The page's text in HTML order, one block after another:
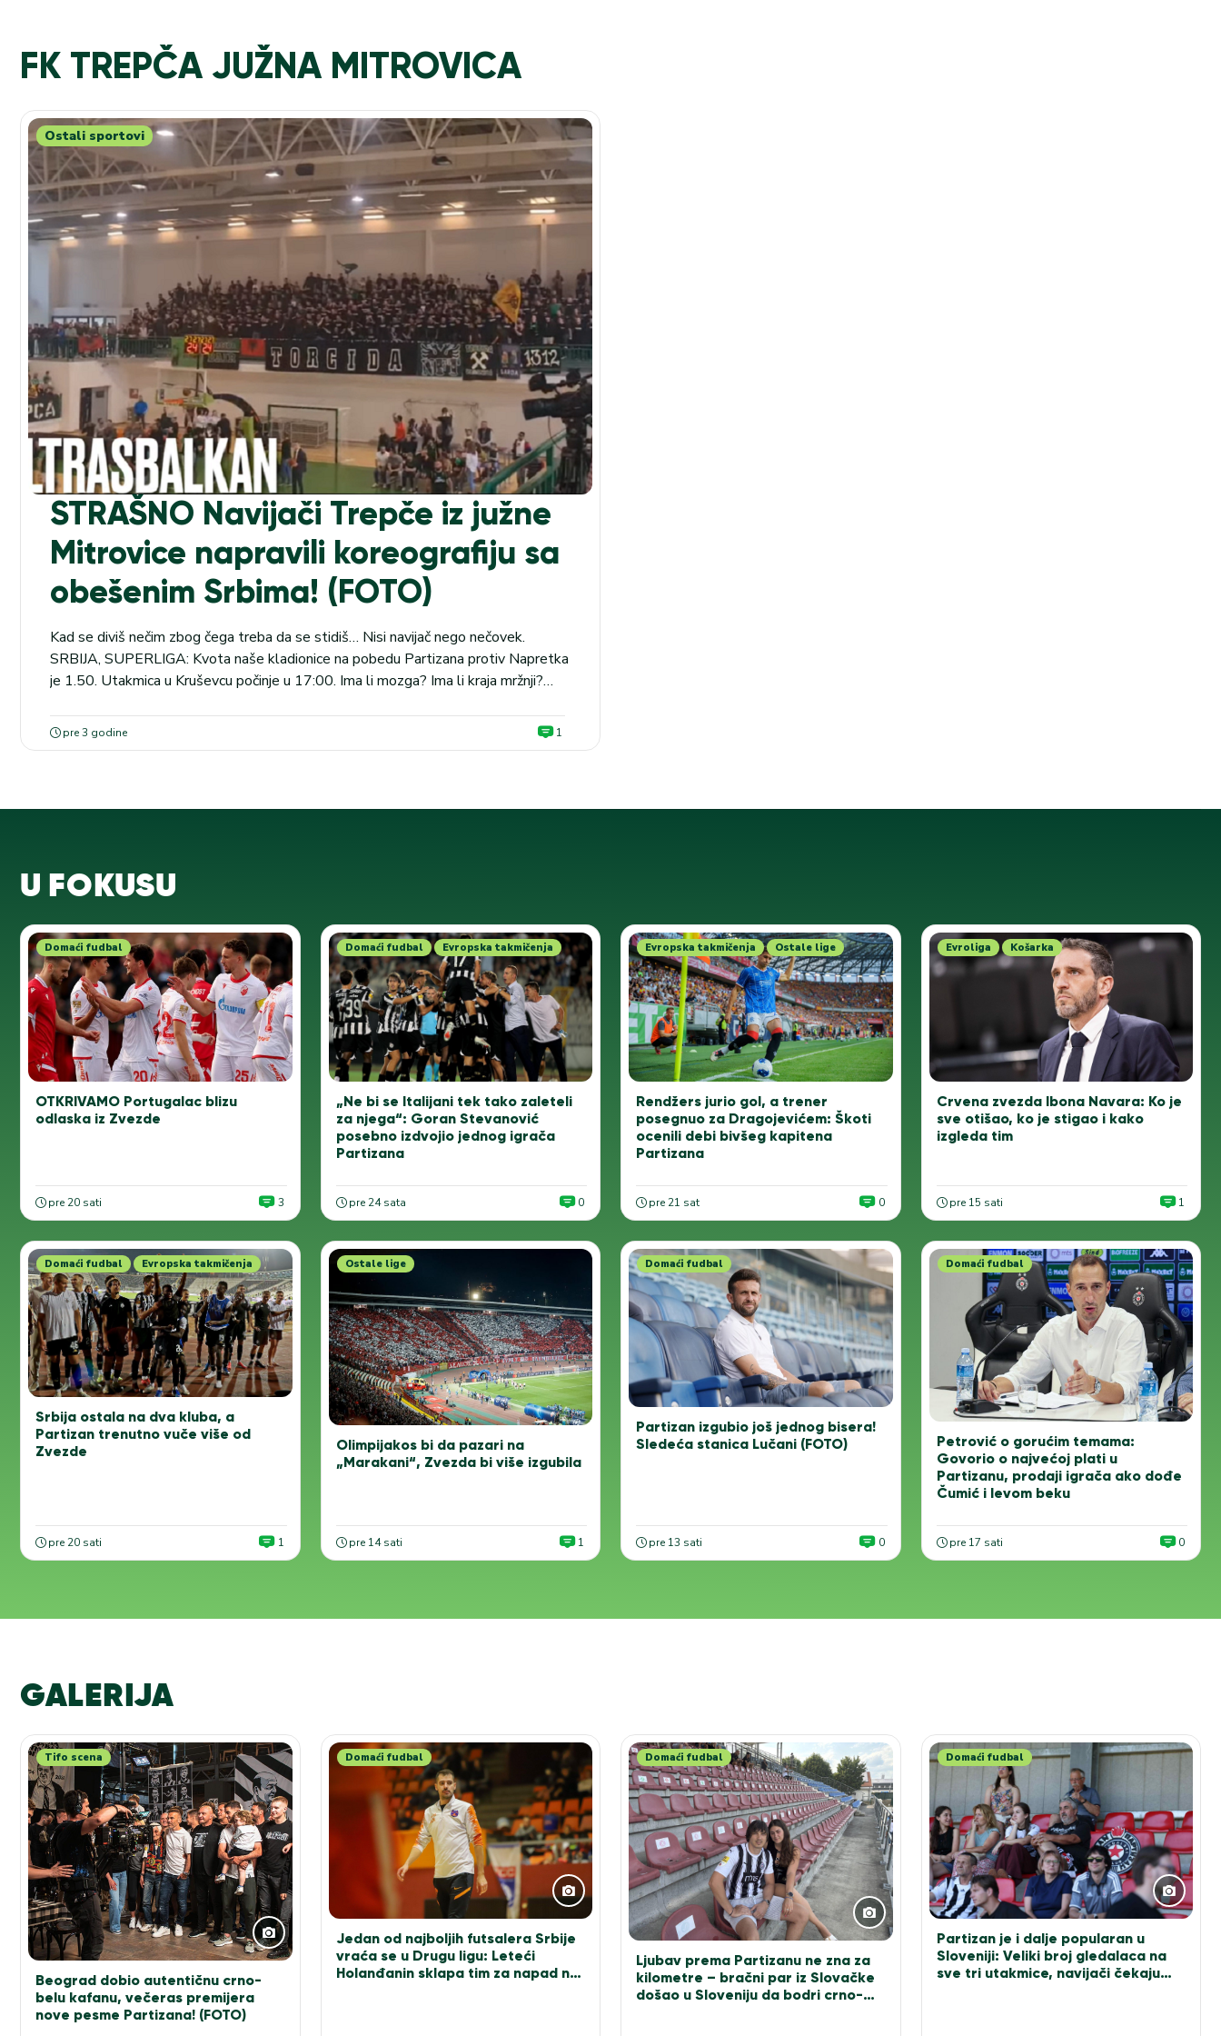
FK TREPČA JUŽNA MITROVICA
Ostali sportovi
STRAŠNO Navijači Trepče iz južne
Mitrovice napravili koreografiju sa
obešenim Srbima! (FOTO)
Kad se diviš nečim zbog čega treba da se stidiš… Nisi navijač nego nečovek.
SRBIJA, SUPERLIGA: Kvota naše kladionice na pobedu Partizana protiv Napretka
je 1.50. Utakmica u Kruševcu počinje u 17:00. Ima li mozga? Ima li kraja mržnji?
Napravili...
pre 3 godine 1
U FOKUSU
Domaći fudbal
OTKRIVAMO Portugalac blizu
odlaska iz Zvezde
pre 20 sati 3
Domaći fudbal Evropska takmičenja
„Ne bi se Italijani tek tako zaleteli
za njega“: Goran Stevanović
posebno izdvojio jednog igrača
Partizana
pre 24 sata 0
Evropska takmičenja Ostale lige
Rendžers jurio gol, a trener
posegnuo za Dragojevićem: Škoti
ocenili debi bivšeg kapitena
Partizana
pre 21 sat 0
Evroliga Košarka
Crvena zvezda Ibona Navara: Ko je
sve otišao, ko je stigao i kako
izgleda tim
pre 15 sati 1
Domaći fudbal Evropska takmičenja
Srbija ostala na dva kluba, a
Partizan trenutno vuče više od
Zvezde
pre 20 sati 1
Ostale lige
Olimpijakos bi da pazari na
„Marakani“, Zvezda bi više izgubila
pre 14 sati 1
Domaći fudbal
Partizan izgubio još jednog bisera!
Sledeća stanica Lučani (FOTO)
pre 13 sati 0
Domaći fudbal
Petrović o gorućim temama:
Govorio o najvećoj plati u
Partizanu, prodaji igrača ako dođe
Čumić i levom beku
pre 17 sati 0
GALERIJA
Tifo scena
Beograd dobio autentičnu crno-
belu kafanu, večeras premijera
nove pesme Partizana! (FOTO)
Domaći fudbal
Jedan od najboljih futsalera Srbije
vraća se u Drugu ligu: Leteći
Holanđanin sklapa tim za napad na
Domaći fudbal
Ljubav prema Partizanu ne zna za
kilometre – bračni par iz Slovačke
došao u Sloveniju da bodri crno-
Domaći fudbal
Partizan je i dalje popularan u
Sloveniji: Veliki broj gledalaca na
sve tri utakmice, navijači čekaju